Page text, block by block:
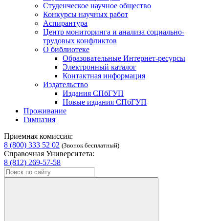
Студенческое научное общество
Конкурсы научных работ
Аспирантура
Центр мониторинга и анализа социально-
трудовых конфликтов
О библиотеке
Образовательные Интернет-ресурсы
Электронный каталог
Контактная информация
Издательство
Издания СПбГУП
Новые издания СПбГУП
Проживание
Гимназия
Приемная комиссия:
8 (800) 333 52 02 (Звонок бесплатный)
Справочная Университета:
8 (812) 269-57-58